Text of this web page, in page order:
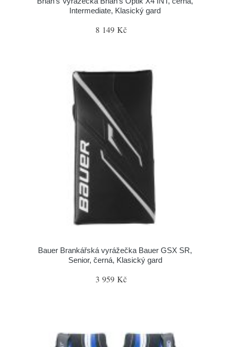
Intermediate, Klasický gard
8 149 Kč
Bauer Brankářská vyrážečka Bauer GSX SR,
Senior, černá, Klasický gard
3 959 Kč